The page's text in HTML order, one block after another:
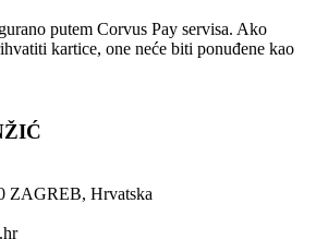
putem Corvus Pay servisa. Ako
kartice, one neće biti ponuđene kao
ZAGREB, Hrvatska